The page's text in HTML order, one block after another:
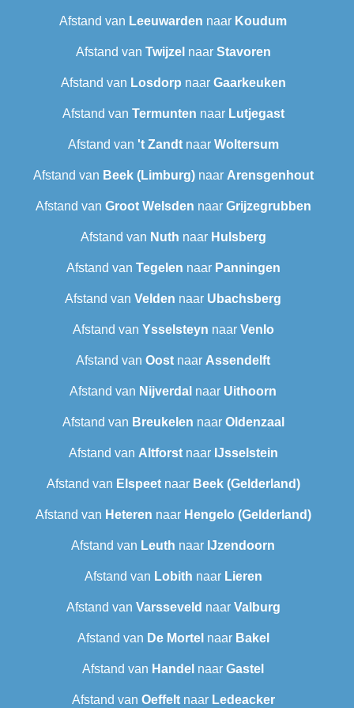
Afstand van Leeuwarden naar Koudum
Afstand van Twijzel naar Stavoren
Afstand van Losdorp naar Gaarkeuken
Afstand van Termunten naar Lutjegast
Afstand van 't Zandtnaar Woltersum
Afstand van Beek (Limburg)naar Arensgenhout
Afstand van Groot Welsden naar Grijzegrubben
Afstand van Nuth naar Hulsberg
Afstand van Tegelen naar Panningen
Afstand van Velden naar Ubachsberg
Afstand van Ysselsteyn naar Venlo
Afstand van Oost naar Assendelft
Afstand van Nijverdal naar Uithoorn
Afstand van Breukelen naar Oldenzaal
Afstand van Altforstnaar IJsselstein
Afstand van Elspeetnaar Beek (Gelderland)
Afstand van Heteren naar Hengelo (Gelderland)
Afstand van Leuth naar IJzendoorn
Afstand van Lobith naar Lieren
Afstand van Varsseveld naar Valburg
Afstand van De Mortel naar Bakel
Afstand van Handel naar Gastel
Afstand van Oeffeltnaar Ledeacker